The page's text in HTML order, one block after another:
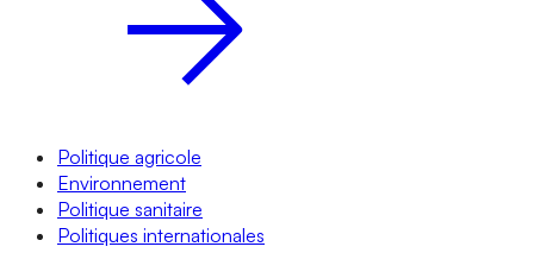
Politique agricole
Environnement
Politique sanitaire
Politiques internationales